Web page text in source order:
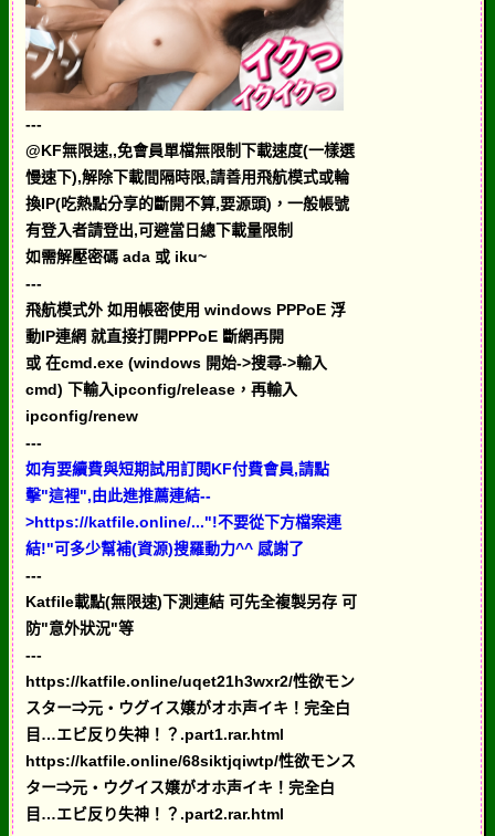
---
@KF無限速,,免會員單檔無限制下載速度(一樣選
慢速下),解除下載間隔時限,請善用飛航模式或輪
換IP(吃熱點分享的斷開不算,要源頭)，一般帳號
有登入者請登出,可避當日總下載量限制
如需解壓密碼 ada 或 iku~
---
飛航模式外 如用帳密使用 windows PPPoE 浮
動IP連網 就直接打開PPPoE 斷網再開
或 在cmd.exe (windows 開始->搜尋->輸入
cmd) 下輸入ipconfig/release，再輸入
ipconfig/renew
---
如有要續費與短期試用訂閱KF付費會員,請點
擊"這裡",由此進推薦連結--
>https://katfile.online/..."!不要從下方檔案連
結!"可多少幫補(資源)搜羅動力^^ 感謝了
---
Katfile載點(無限速)下測連結 可先全複製另存 可
防"意外狀況"等
---
https://katfile.online/uqet21h3wxr2/性欲モン
スター⇒元・ウグイス嬢がオホ声イキ！完全白
目…エビ反り失神！？.part1.rar.html
https://katfile.online/68siktjqiwtp/性欲モンス
ター⇒元・ウグイス嬢がオホ声イキ！完全白
目…エビ反り失神！？.part2.rar.html